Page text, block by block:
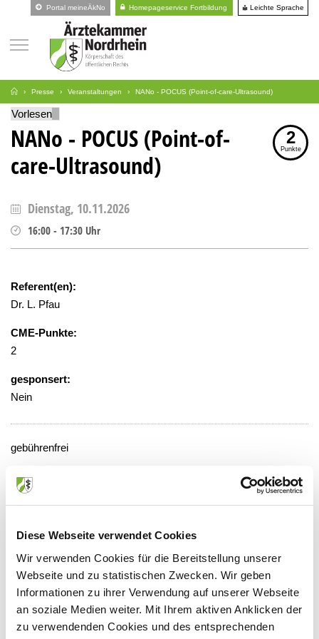
Diese Webseite verwendet Cookies
Wir verwenden Cookies für die Bereitstellung unserer
Webseite und zu statistischen Zwecken. Wir geben
Informationen zu ihrer Verwendung auf unserer Webseite
an soziale Medien weiter. Mit Ihrem aktiven Anklicken der
zu verwendenden Cookies und des entsprechenden
Portal meineÄkNo Homepageservice Fortbildung Leichte Sprache
Presse Veranstaltungen NANo - POCUS (Point-of-care-Ultrasound)
Vorlesen
NANo - POCUS (Point-of-
care-Ultrasound)
2
Punkte
Dienstag, 10.11.2026
16:00 - 17:30 Uhr
Referent(en):
Dr. L. Pfau
CME-Punkte:
2
gesponsert:
Nein
gebührenfrei
Veranstaltungsort:
Evangelisches Krankenhaus,
KAIS Lounge Raum 112
Anbieter: